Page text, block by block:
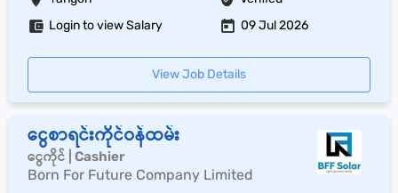
Login to view Salary 09 Jul 2026
View Job Details
ငွေစာရင်းကိုင်ဝန်ထမ်း
ငွေကိုင် | Cashier
Born For Future Company Limited